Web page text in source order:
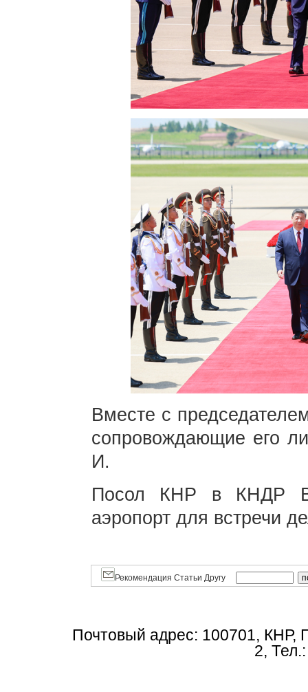
Вместе с
сопровождающие его
И.
Посол КНР в КНДР
аэропорт для встречи
Рекомендация Статьи Другу
Почтовый адрес: 100701, КНР,
2,